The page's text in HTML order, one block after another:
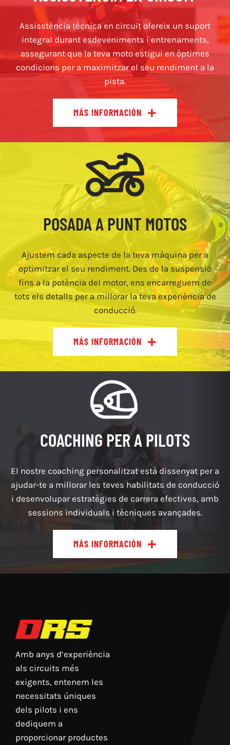
Assisstència tècnica en circuit ofereix un suport
integral durant esdeveniments i entrenaments,
assegurant que la teva moto estigui en òptimes
condicions per a maximitzar el seu rendiment a la
pista.
MÁS INFORMACIÓN
POSADA A PUNT MOTOS
Ajustem cada aspecte de la teva màquina per a
optimitzar el seu rendiment. Des de la suspensió
fins a la potència del motor, ens encarreguem de
tots els detalls per a millorar la teva experiència de
conducció.
MÁS INFORMACIÓN
COACHING PER A PILOTS
El nostre coaching personalitzat està dissenyat per a
ajudar-te a millorar les teves habilitats de conducció
i desenvolupar estratègies de carrera efectives, amb
sessions individuals i tècniques avançades.
MÁS INFORMACIÓN
Amb anys d’experiència
als circuits més
exigents, entenem les
necessitats úniques
dels pilots i ens
dediquem a
proporcionar productes